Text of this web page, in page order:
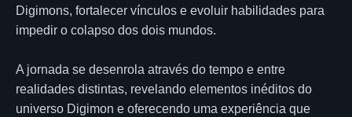
Digimons, fortalecer vínculos e evoluir habilidades para
impedir o colapso dos dois mundos.
A jornada se desenrola através do tempo e entre
realidades distintas, revelando elementos inéditos do
universo Digimon e oferecendo uma experiência que